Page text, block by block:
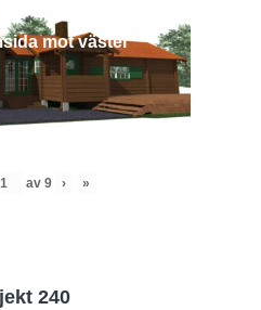
mot väster
av 9 › »
240